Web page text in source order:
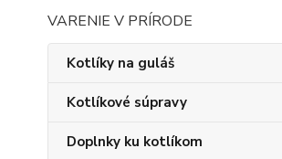
VARENIE V PRÍRODE
Kotlíky na guláš
Kotlíkové súpravy
Doplnky ku kotlíkom